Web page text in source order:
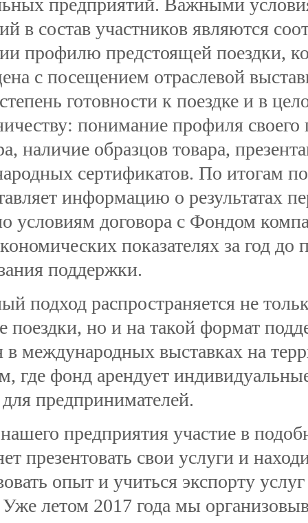
предприятий. Важными
в состав участников являются
профилю предстоящей поездки,
с посещением отраслевой
готовности к поездке и в
понимание профиля своего
наличие образцов товара,
сертификатов. По итогам
информацию о результатах
условиям договора с Фондом
показателях за год до
поддержки.
подход распространяется не
поездки, но и на такой формат
в международных выставках на
где фонд арендует
предпринимателей.
предприятия участие в
презентовать свои услуги и
опыт и учиться экспорту
летом 2017 года мы